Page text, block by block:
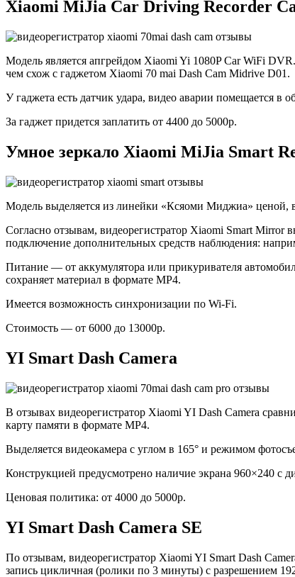
Xiaomi MiJia Car Driving Recorder
Модель является апгрейдом Xiaomi Yi 1080P Car WiFi
чем схож с гаджетом Xiaomi 70 mai Dash Cam Midrive D01.
У гаджета есть датчик удара, видео аварии помещается в
За гаджет придется заплатить от 4400 до 5000р.
Умное зеркало Xiaomi MiJia Smart
Модель выделяется из линейки «Ксяоми Миджиа»
Согласно отзывам, видеорегистратор Xiaomi Smart Mirror
подключение дополнительных средств наблюдения:
Питание — от аккумулятора или прикуривателя
сохраняет материал в формате MP4.
Имеется возможность синхронизации по Wi-Fi.
Стоимость — от 6000 до 13000р.
YI Smart Dash Camera
В отзывах видеорегистратор Xiaomi YI Dash Camera
карту памяти в формате MP4.
Выделяется видеокамера с углом в 165° и режимом
Конструкцией предусмотрено наличие экрана 960×240 с
Ценовая политика: от 4000 до 5000р.
YI Smart Dash Camera SE
По отзывам, видеорегистратор Xiaomi YI Smart Dash
запись цикличная (ролики по 3 минуты) с разрешением